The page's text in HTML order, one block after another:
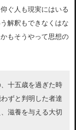
ぐ人も現実にはいる
解釈もできなくはな
もそうやって思想の
十五歳を過ぎた時
ずと判明した者達
滋養を与える大切